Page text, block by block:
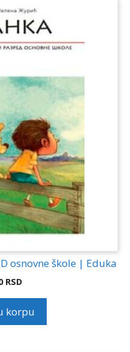
osnovne škole | Eduka
RSD
korpu